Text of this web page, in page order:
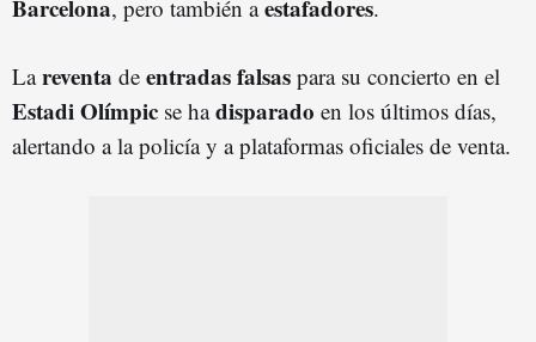
Barcelona, pero también aestafadores.
Lareventa de entradas falsas para su concierto en el
Estadi Olímpic se hadisparado en los últimos días,
alertando a la policía y a plataformas oficiales de venta.